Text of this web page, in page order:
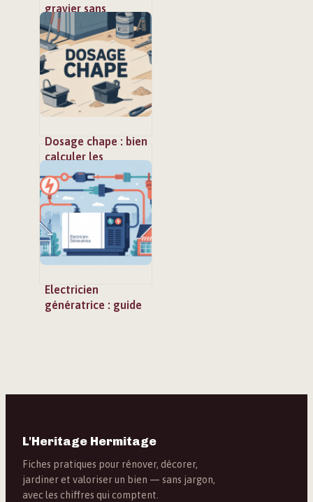
gravier sans
stabilisateur :
comment faire le
bon choix
Dosage chape : bien
calculer les
proportions pour
une chape réussie
Electricien
génératrice : guide
L'Heritage Hermitage
Fiches pratiques pour rénover, décorer,
jardiner et valoriser un bien — sans jargon,
avec les chiffres qui comptent.